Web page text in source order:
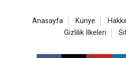
Anasayfa Künye
Gizlilik İlkeleri